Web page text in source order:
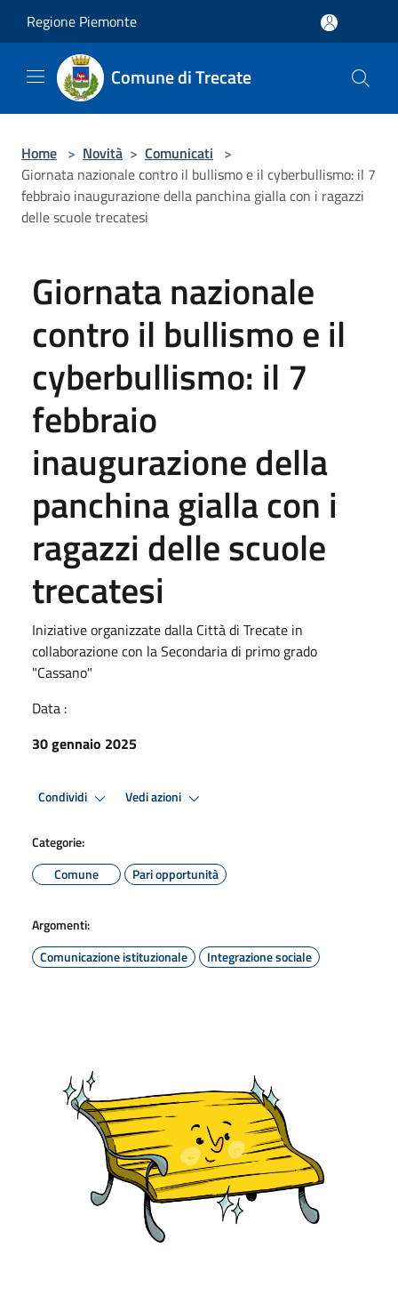
Regione Piemonte
Comune di Trecate
Home > Novità > Comunicati >
Giornata nazionale contro il bullismo e il cyberbullismo: il 7
febbraio inaugurazione della panchina gialla con i ragazzi
delle scuole trecatesi
Giornata nazionale
contro il bullismo e il
cyberbullismo: il 7
febbraio
inaugurazione della
panchina gialla con i
ragazzi delle scuole
trecatesi
Iniziative organizzate dalla Città di Trecate in
collaborazione con la Secondaria di primo grado
"Cassano"
Data :
30 gennaio 2025
Condividi Vedi azioni
Categorie:
Comune
Pari opportunità
Argomenti:
Comunicazione istituzionale
Integrazione sociale